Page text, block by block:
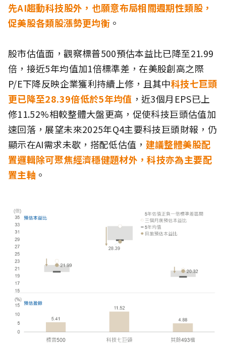
先AI趨動科技股外，也願意布局相關週期性類股，
促美股各類股漲勢更均衡。
股市估值面，觀察標普500預估本益比已降至21.99
倍，接近5年均值加1倍標準差，在美股創高之際
P/E下降反映企業獲利持續上修，且其中科技七巨頭
更已降至28.39倍低於5年均值 ，近3個月EPS已上
修11.52%相較整體大盤更高，促使科技巨頭估值加
速回落，展望未來2025年Q4主要科技巨頭財報，仍
顯示在AI需求未歇，搭配低估值， 建議整體美股配
置邏輯除可聚焦經濟穩健題材外，科技亦為主要配
置主軸 。